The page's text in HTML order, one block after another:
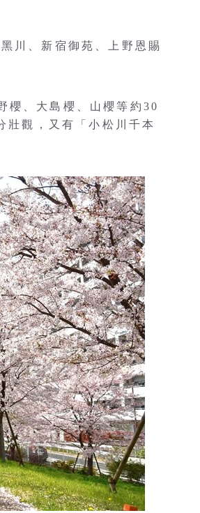
川、新宿御苑、上野恩賜
櫻、大島櫻、山櫻等約30
壯觀，又有「小松川千本